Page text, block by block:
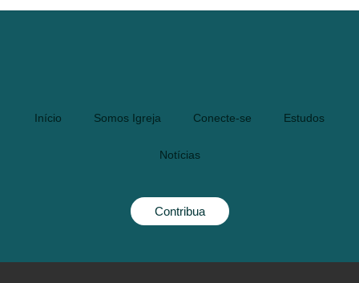
Início Somos Igreja Conecte-se Estudos
Notícias
Contribua